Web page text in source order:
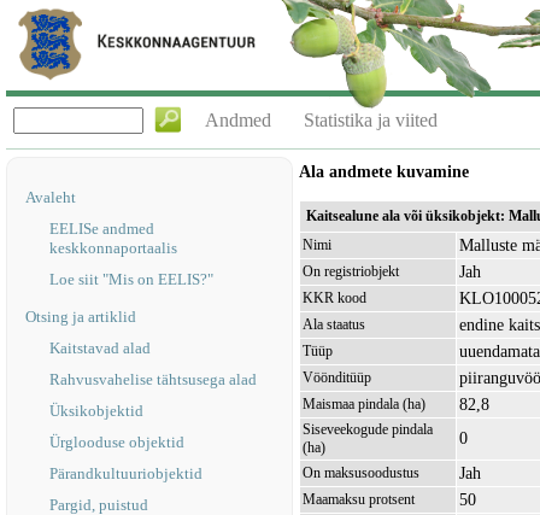
Andmed Statistika ja viited
Avaleht
EELISe andmed
keskkonnaportaalis
Loe siit "Mis on EELIS?"
Otsing ja artiklid
Kaitstavad alad
Rahvusvahelise tähtsusega alad
Üksikobjektid
Ürglooduse objektid
Pärandkultuuriobjektid
Pargid, puistud
Ala andmete kuvamine
Kaitsealune ala või üksikobjekt:
Nimi
Malluste
On registriobjekt Jah
KKR kood
Ala staatus endine
Tüüp
Vöönditüüp
Maismaa pindala (ha) 82,8
Siseveekogude pindala
(ha)
0
On maksusoodustus Jah
Maamaksu protsent 50